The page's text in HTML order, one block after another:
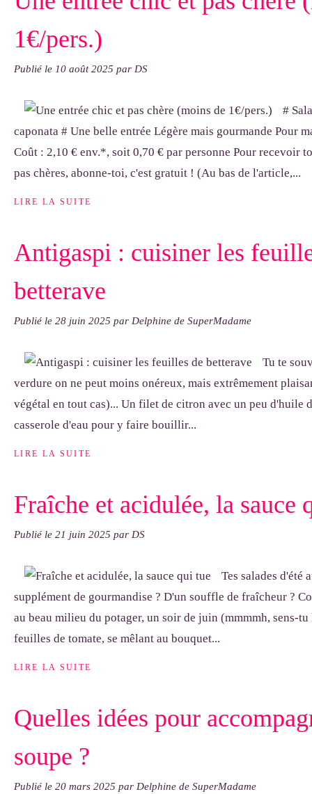
1€/pers.)
Publié le 10 août 2025 par DS
#
caponata # Une belle entrée Légère mais gourmande Pour
Coût : 2,10 € env.*, soit 0,70 € par personne Pour recevoir
pas chères, abonne-toi, c'est gratuit ! (Au bas de l'article,...
LIRE LA SUITE
Antigaspi : cuisiner les
betterave
Publié le 28 juin 2025 par Delphine de SuperMadame
Tu te
verdure on ne peut moins onéreux, mais extrêmement
végétal en tout cas)... Un filet de citron avec un peu d'huile
casserole d'eau pour y faire bouillir...
LIRE LA SUITE
Fraîche et acidulée, la sauce
Publié le 21 juin 2025 par DS
Tes salades d'été
supplément de gourmandise ? D'un souffle de fraîcheur ?
au beau milieu du potager, un soir de juin (mmmmh, sens-
feuilles de tomate, se mêlant au bouquet...
LIRE LA SUITE
Quelles idées pour
soupe ?
Publié le 20 mars 2025 par Delphine de SuperMadame